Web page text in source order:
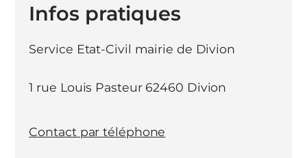
Infos pratiques
Service Etat-Civil mairie de Divion
1 rue Louis Pasteur 62460 Divion
Contact par téléphone